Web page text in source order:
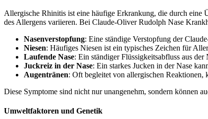
Allergische Rhinitis ist eine häufige Erkrankung, die durch eine
des Allergens variieren. Bei Claude-Oliver Rudolph Nase
Nasenverstopfung: Eine ständige Verstopfung der
Niesen: Häufiges Niesen ist ein typisches Zeichen für
Laufende Nase: Ein ständiger Flüssigkeitsabfluss aus
Juckreiz in der Nase: Ein starkes Jucken in der Nase
Augentränen: Oft begleitet von allergischen Reaktionen,
Diese Symptome sind nicht nur unangenehm, sondern können
Umweltfaktoren und Genetik